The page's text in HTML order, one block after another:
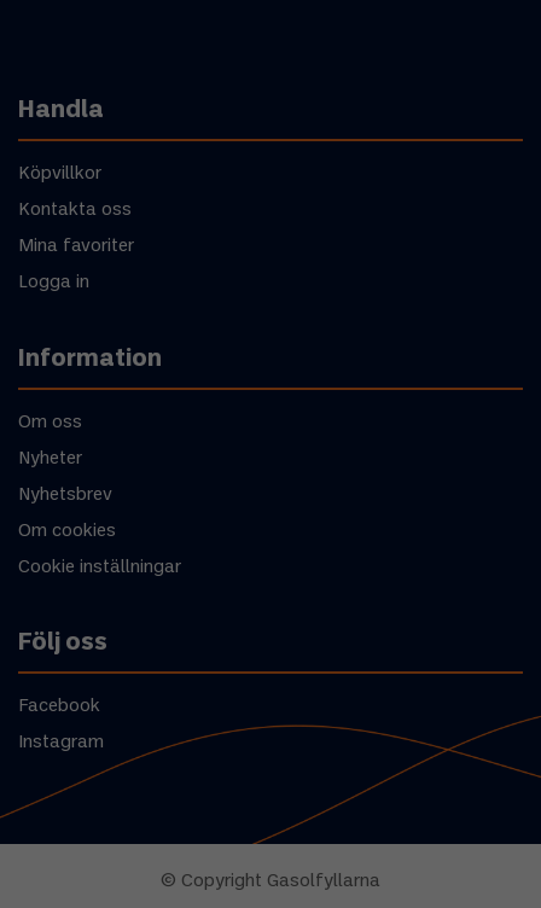
Handla
Köpvillkor
Kontakta oss
Mina favoriter
Logga in
Information
Om oss
Nyheter
Nyhetsbrev
Om cookies
Cookie inställningar
Följ oss
Facebook
Instagram
© Copyright Gasolfyllarna